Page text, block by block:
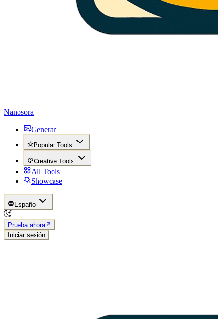
Nanosora
Generar
Popular Tools
Creative Tools
All Tools
Showcase
Español
Prueba ahora
Iniciar sesión